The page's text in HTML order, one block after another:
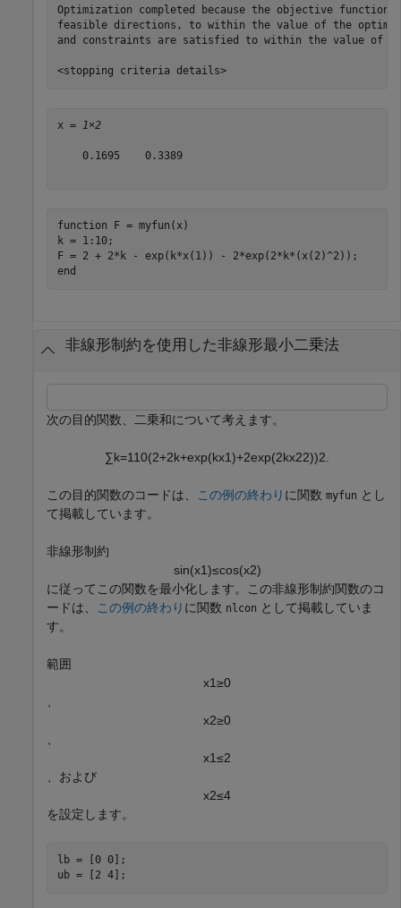
Optimization completed because the objective
feasible directions, to within the value of the
and constraints are satisfied to within the value of
<stopping criteria details>
x = 1×2
    0.1695    0.3389
function F = myfun(x)
k = 1:10;
end
非線形制約を使用した非線形最小二乗法
次の目的関数、二乗和について考えます。
∑k=110(2+2k+exp(kx1)+2exp(2kx22))2
この目的関数のコードは、 この例の終わり に関数 myfun とし
て掲載しています。
非線形制約
sin(x1)≤cos(x2)
に従ってこの関数を最小化します。この非線形制約関数のコ
ードは、
この例の終わり に関数 nlcon として掲載していま
す。
範囲
x1≥0
x2≥0
x1≤2
、および
x2≤4
を設定します。
lb = [0 0];
ub = [2 4];